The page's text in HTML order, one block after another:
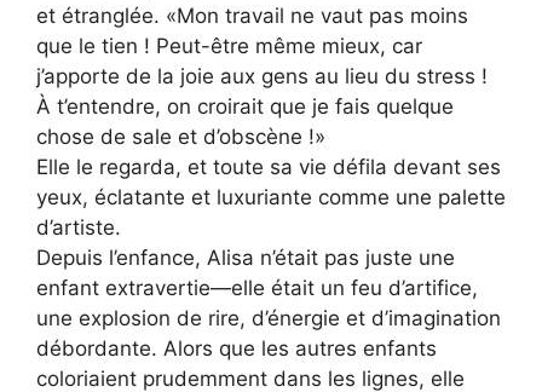
et étranglée. «Mon travail ne vaut pas moins
que le tien ! Peut-être même mieux, car
j’apporte de la joie aux gens au lieu du stress !
À t’entendre, on croirait que je fais quelque
chose de sale et d’obscène !»
Elle le regarda, et toute sa vie défila devant ses
yeux, éclatante et luxuriante comme une palette
d’artiste.
Depuis l’enfance, Alisa n’était pas juste une
enfant extravertie—elle était un feu d’artifice,
une explosion de rire, d’énergie et d’imagination
débordante. Alors que les autres enfants
coloriaient prudemment dans les lignes, elle